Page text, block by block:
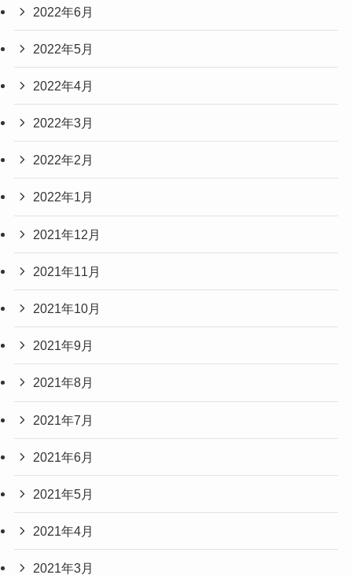
2022年6月
2022年5月
2022年4月
2022年3月
2022年2月
2022年1月
2021年12月
2021年11月
2021年10月
2021年9月
2021年8月
2021年7月
2021年6月
2021年5月
2021年4月
2021年3月